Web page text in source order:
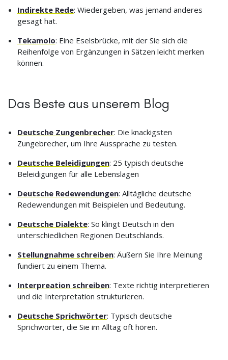
Indirekte Rede: Wiedergeben, was jemand anderes
gesagt hat.
Tekamolo: Eine Eselsbrücke, mit der Sie sich die
Reihenfolge von Ergänzungen in Sätzen leicht merken
können.
Das Beste aus unserem Blog
Deutsche Zungenbrecher: Die knackigsten
Zungebrecher, um Ihre Aussprache zu testen.
Deutsche Beleidigungen: 25 typisch deutsche
Beleidigungen für alle Lebenslagen
Deutsche Redewendungen: Alltägliche deutsche
Redewendungen mit Beispielen und Bedeutung.
Deutsche Dialekte: So klingt Deutsch in den
unterschiedlichen Regionen Deutschlands.
Stellungnahme schreiben: Äußern Sie Ihre Meinung
fundiert zu einem Thema.
Interpreation schreiben: Texte richtig interpretieren
und die Interpretation strukturieren.
Deutsche Sprichwörter: Typisch deutsche
Sprichwörter, die Sie im Alltag oft hören.